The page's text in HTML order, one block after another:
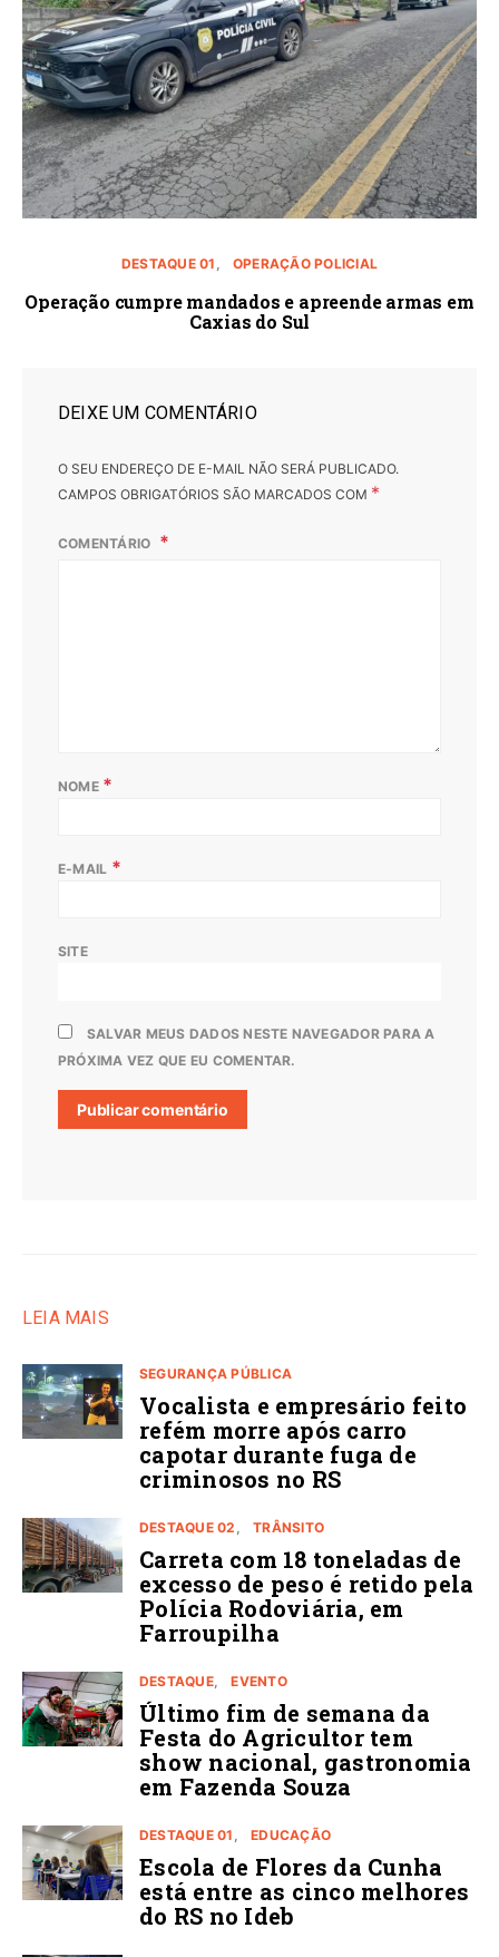
DESTAQUE 01 OPERAÇÃO POLICIAL
Operação cumpre mandados e apreende armas em
Caxias do Sul
DEIXE UM COMENTÁRIO
O SEU ENDEREÇO DE E-MAIL NÃO SERÁ PUBLICADO.
CAMPOS OBRIGATÓRIOS SÃO MARCADOS COM *
COMENTÁRIO
NOME *
E-MAIL *
SITE
SALVAR MEUS DADOS NESTE NAVEGADOR PARA A
PRÓXIMA VEZ QUE EU COMENTAR.
LEIA MAIS
SEGURANÇA PÚBLICA
Vocalista e empresário feito
refém morre após carro
capotar durante fuga de
criminosos no RS
DESTAQUE 02 TRÂNSITO
Carreta com 18 toneladas de
excesso de peso é retido pela
Polícia Rodoviária, em
Farroupilha
DESTAQUE EVENTO
Último fim de semana da
Festa do Agricultor tem
show nacional, gastronomia
em Fazenda Souza
DESTAQUE 01 EDUCAÇÃO
Escola de Flores da Cunha
está entre as cinco melhores
do RS no Ideb